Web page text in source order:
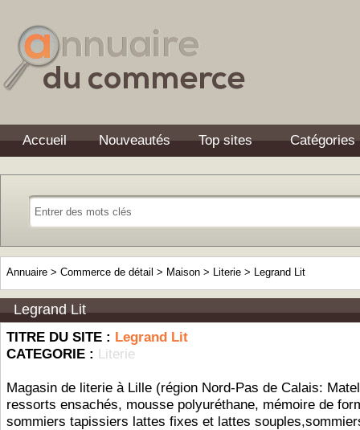
Accueil Nouveautés Top sites Catégories
Annuaire > Commerce de détail > Maison > Literie > Legrand Lit
Legrand Lit
TITRE DU SITE : Legrand Lit
CATEGORIE : Literie
Magasin de literie à Lille (région Nord-Pas de Calais:
ressorts ensachés, mousse polyuréthane, mémoire de
sommiers tapissiers lattes fixes et lattes